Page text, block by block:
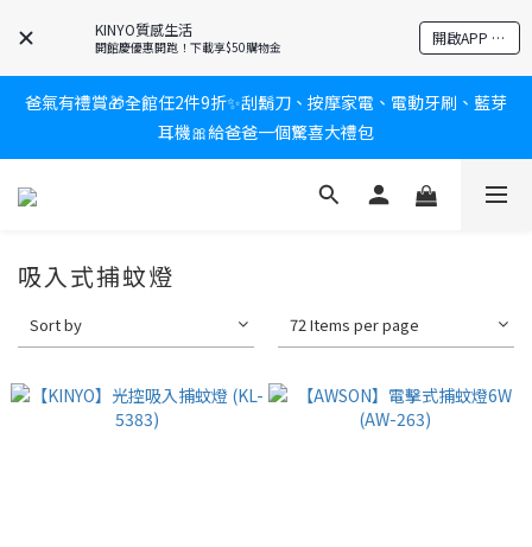
KINYO質感生活
開館慶優惠開跑！下載享$50購物金 開啟APP 享隱藏優惠
新會員送$100購物金✨再享消費回饋無極限
新會員送$100購物金✨再享消費回饋無極限
爸氣有禮賞🎁全館任2件9折✨刮鬍刀、按摩家電、電動牙刷、藍芽
耳機🎀給爸爸一個驚喜大禮包
炎熱夏日救星☀️秒凍扇登場💙半導體製冷 x 微米級冰霧，一秒開
新會員送$100購物金✨再享消費回饋無極限
吸入式捕蚊燈
Sort by 72 Items per page